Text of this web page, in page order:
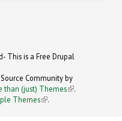
This is a Free Drupal
Community by
than (just) Themes (link is
.
Themes
(link is
.